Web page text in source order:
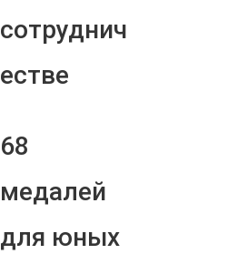
сотруднич
естве
68
медалей
для юных